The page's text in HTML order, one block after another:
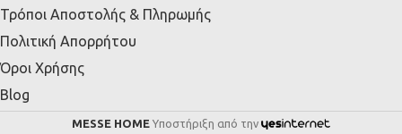
Τρόποι Αποστολής & Πληρωμής
Πολιτική Απορρήτου
Όροι Χρήσης
Blog
MESSE HOME Υποστήριξη από την